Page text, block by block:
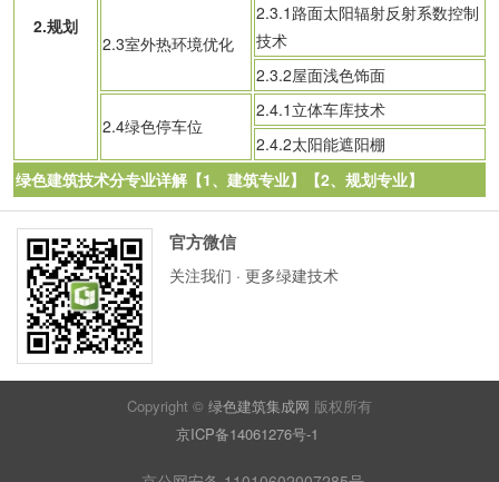
2.规划
2.3室外热环境优化
2.3.1路面太阳辐射反射系数控制
技术
2.3.2屋面浅色饰面
2.4绿色停车位
2.4.1立体车库技术
2.4.2太阳能遮阳棚
绿色建筑技术分专业详解【1、建筑专业】【2、规划专业】
官方微信
关注我们 · 更多绿建技术
Copyright © 绿色建筑集成网 版权所有
京ICP备14061276号-1